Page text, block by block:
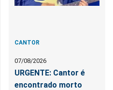
CANTOR
07/08/2026
URGENTE: Cantor é
encontrado morto